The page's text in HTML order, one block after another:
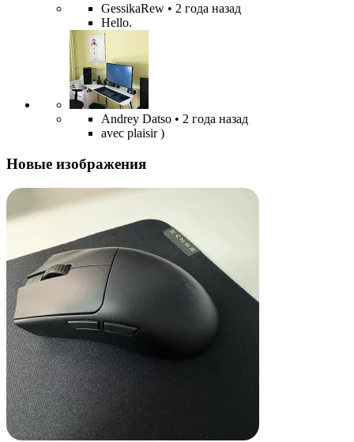
GessikaRew • 2 года назад
Hello.
Andrey Datso • 2 года назад
avec plaisir )
Новые изображения